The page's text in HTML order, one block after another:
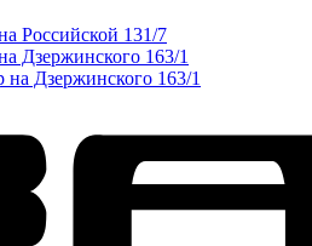
Российской 131/7
Дзержинского 163/1
на Дзержинского 163/1